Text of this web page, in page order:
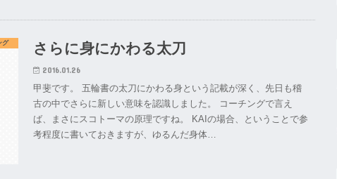
グ さらに身にかわる太刀
2016.01.26
甲斐です。 五輪書の太刀にかわる身という記載が深く、先日も稽
古の中でさらに新しい意味を認識しました。 コーチングで言え
ば、まさにスコトーマの原理ですね。 KAIの場合、ということで参
考程度に書いておきますが、ゆるんだ身体…